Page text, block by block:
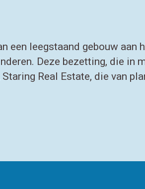
een leegstaand gebouw aan
Deze bezetting, die in
Real Estate, die van